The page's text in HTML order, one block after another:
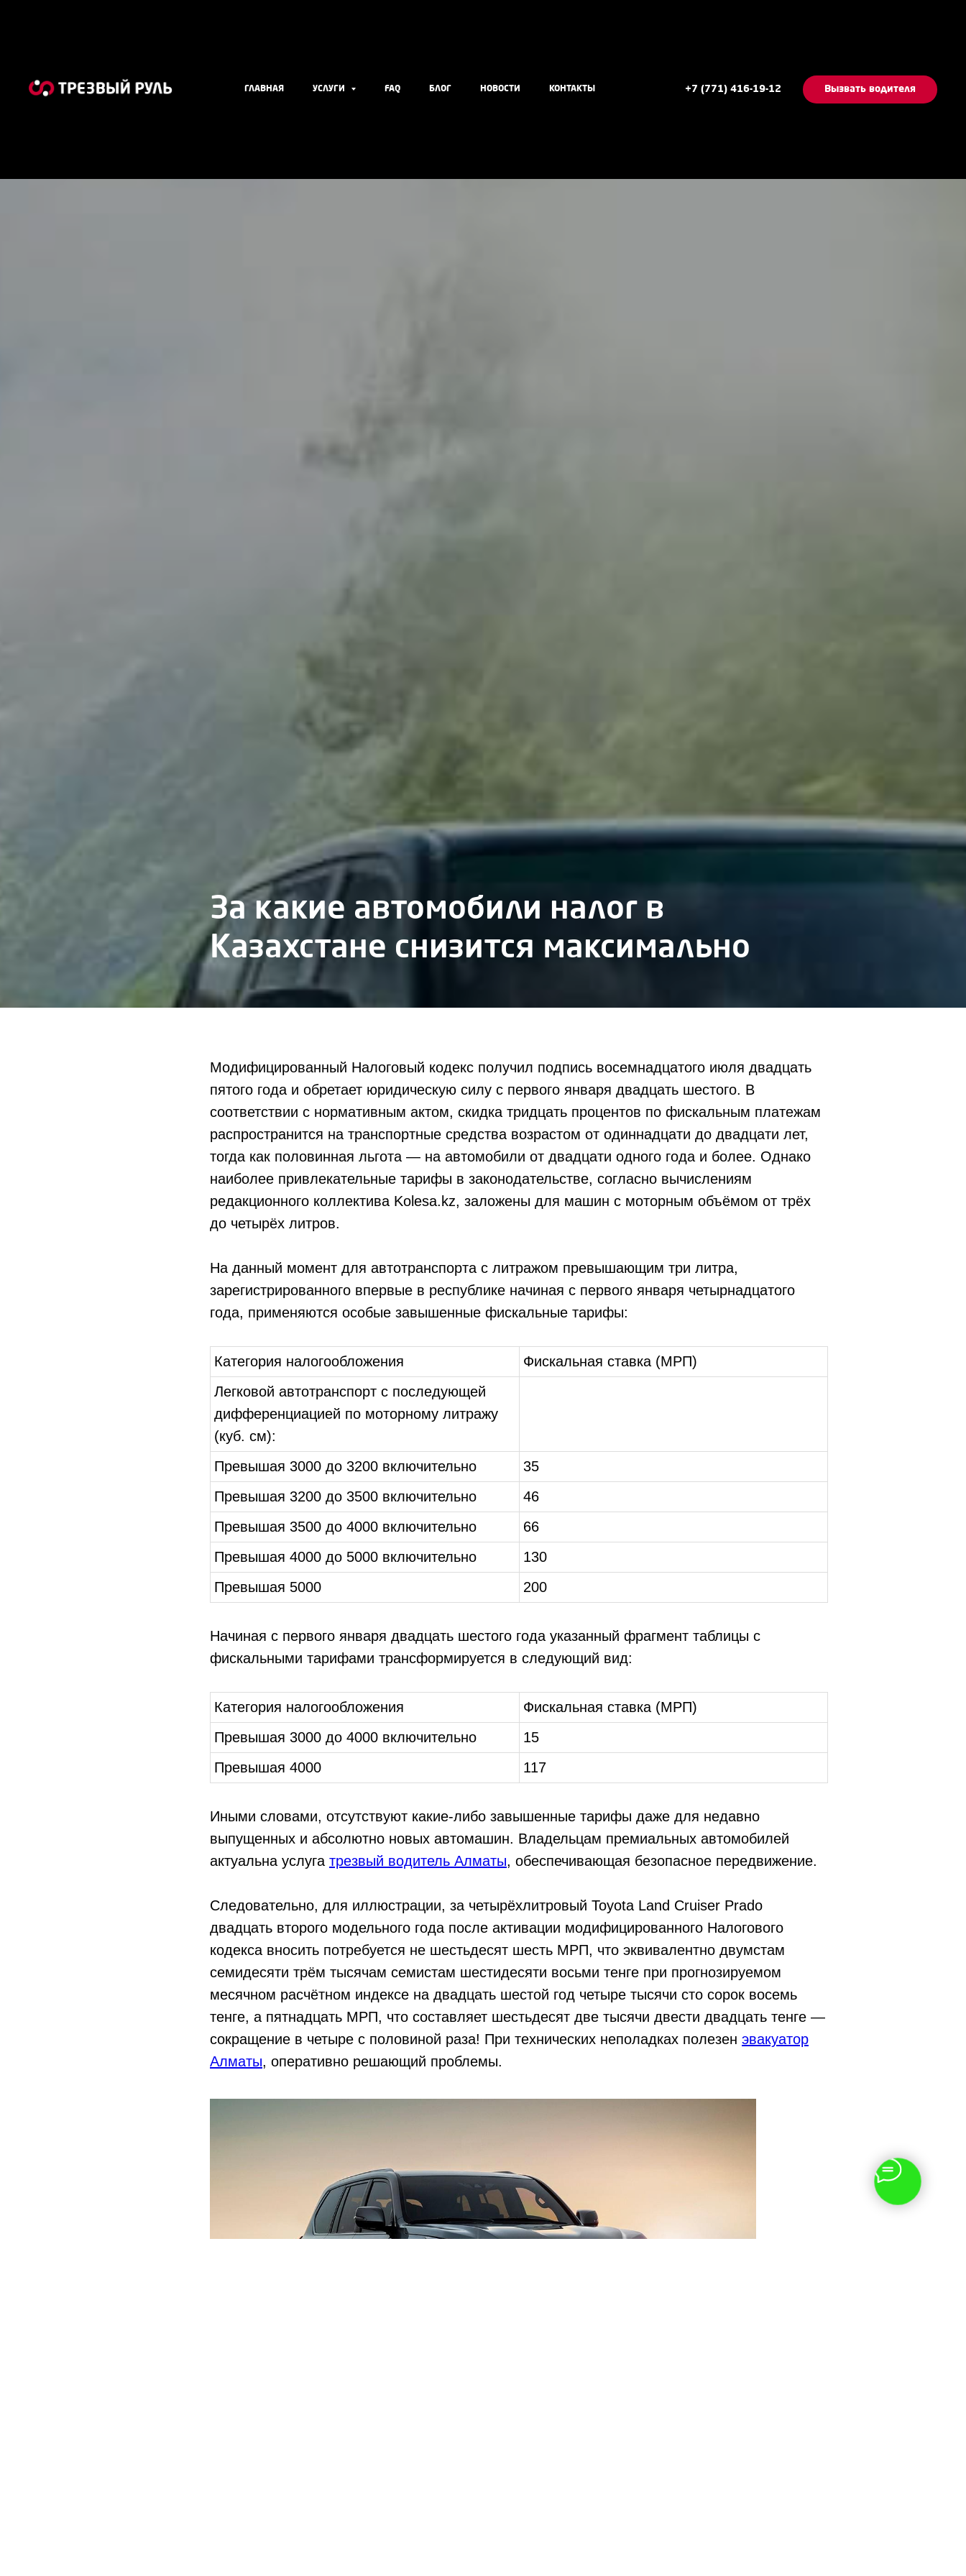
ГЛАВНАЯ УСЛУГИ FAQ БЛОГ НОВОСТИ КОНТАКТЫ +7 (771) 416-19-12 Вызвать водителя
За какие автомобили налог в
Казахстане снизится максимально
Модифицированный Налоговый кодекс получил подпись восемнадцатого июля двадцать
пятого года и обретает юридическую силу с первого января двадцать шестого. В
соответствии с нормативным актом, скидка тридцать процентов по фискальным платежам
распространится на транспортные средства возрастом от одиннадцати до двадцати лет,
тогда как половинная льгота — на автомобили от двадцати одного года и более. Однако
наиболее привлекательные тарифы в законодательстве, согласно вычислениям
редакционного коллектива Kolesa.kz, заложены для машин с моторным объёмом от трёх
до четырёх литров.
На данный момент для автотранспорта с литражом превышающим три литра,
зарегистрированного впервые в республике начиная с первого января четырнадцатого
года, применяются особые завышенные фискальные тарифы:
Категория налогообложения
Фискальная ставка (МРП)
Легковой автотранспорт с последующей
дифференциацией по моторному литражу
(куб. см):
Превышая 3000 до 3200 включительно
35
Превышая 3200 до 3500 включительно
46
Превышая 3500 до 4000 включительно
66
Превышая 4000 до 5000 включительно
130
Превышая 5000
200
Начиная с первого января двадцать шестого года указанный фрагмент таблицы с
фискальными тарифами трансформируется в следующий вид:
Категория налогообложения
Фискальная ставка (МРП)
Превышая 3000 до 4000 включительно
15
Превышая 4000
117
Иными словами, отсутствуют какие-либо завышенные тарифы даже для недавно
выпущенных и абсолютно новых автомашин. Владельцам премиальных автомобилей
актуальна услуга трезвый водитель Алматы, обеспечивающая безопасное передвижение.
Следовательно, для иллюстрации, за четырёхлитровый Toyota Land Cruiser Prado
двадцать второго модельного года после активации модифицированного Налогового
кодекса вносить потребуется не шестьдесят шесть МРП, что эквивалентно двумстам
семидесяти трём тысячам семистам шестидесяти восьми тенге при прогнозируемом
месячном расчётном индексе на двадцать шестой год четыре тысячи сто сорок восемь
тенге, а пятнадцать МРП, что составляет шестьдесят две тысячи двести двадцать тенге —
сокращение в четыре с половиной раза! При технических неполадках полезен эвакуатор
Алматы, оперативно решающий проблемы.